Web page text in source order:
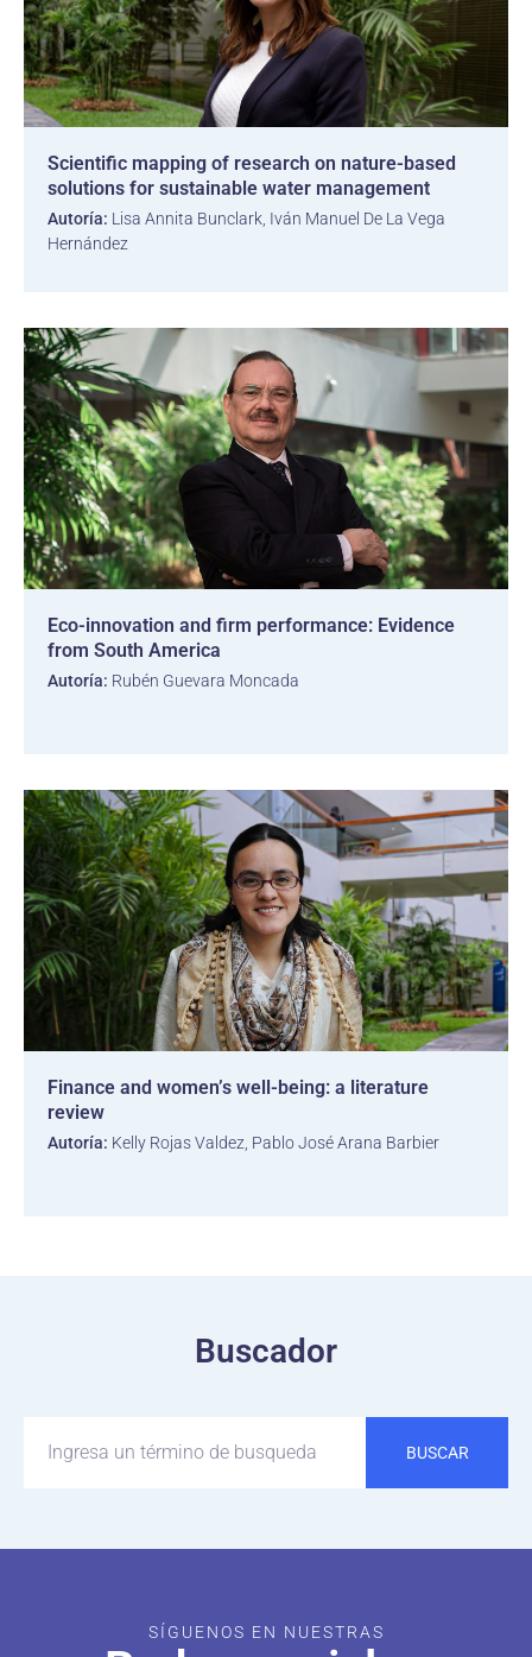
Scientific mapping of research on nature-based
solutions for sustainable water management
Autoría: Lisa Annita Bunclark, Iván Manuel De La Vega
Hernández
Eco-innovation and firm performance: Evidence
from South America
Autoría: Rubén Guevara Moncada
Finance and women’s well-being: a literature
review
Autoría: Kelly Rojas Valdez, Pablo José Arana Barbier
Buscador
BUSCAR
SÍGUENOS EN NUESTRAS